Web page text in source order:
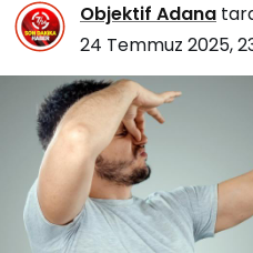
Objektif Adana
24 Temmuz 2025,
ortaya çıktı